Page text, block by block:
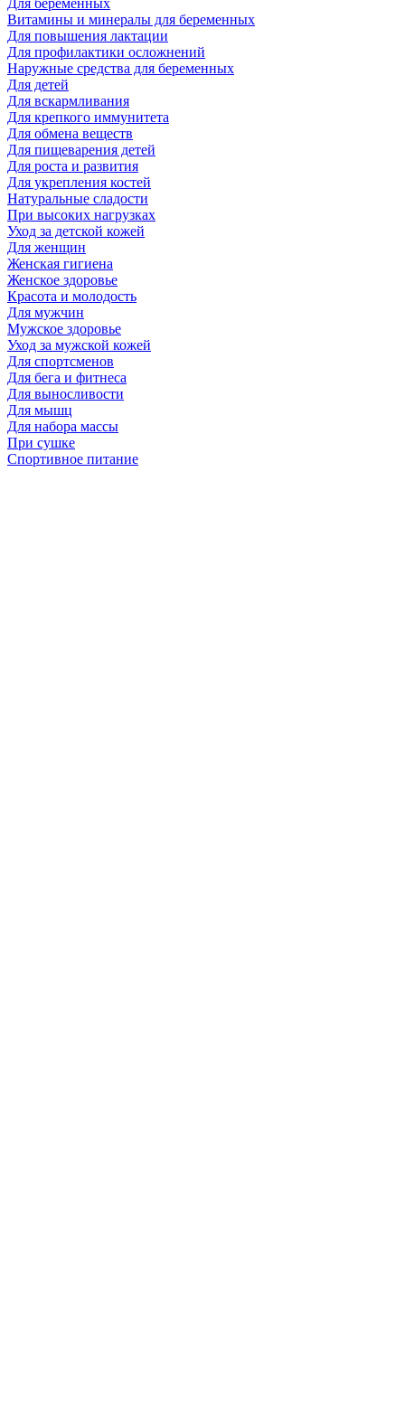
Витамины и минералы для беременных
Для повышения лактации
Для профилактики осложнений
Наружные средства для беременных
Для детей
Для вскармливания
Для крепкого иммунитета
Для обмена веществ
Для пищеварения детей
Для роста и развития
Для укрепления костей
Натуральные сладости
При высоких нагрузках
Уход за детской кожей
Для женщин
Женская гигиена
Женское здоровье
Красота и молодость
Для мужчин
Мужское здоровье
Уход за мужской кожей
Для спортсменов
Для бега и фитнеса
Для выносливости
Для мышц
Для набора массы
При сушке
Спортивное питание